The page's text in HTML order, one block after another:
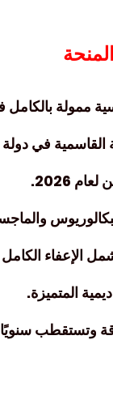
ممولة
في دولة
2026.
الإعفاء
المتميزة.
وتستقطب